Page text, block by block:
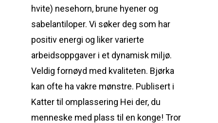
hvite) nesehorn, brune hyener og
sabelantiloper. Vi søker deg som har
positiv energi og liker varierte
arbeidsoppgaver i et dynamisk miljø.
Veldig fornøyd med kvaliteten. Bjørka
kan ofte ha vakre mønstre. Publisert i
Katter til omplassering Hei der, du
menneske med plass til en konge! Tror